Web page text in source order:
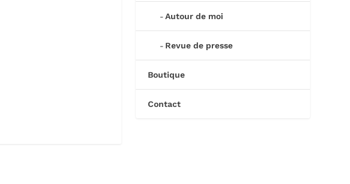
Autour de moi
Revue de presse
Boutique
Contact